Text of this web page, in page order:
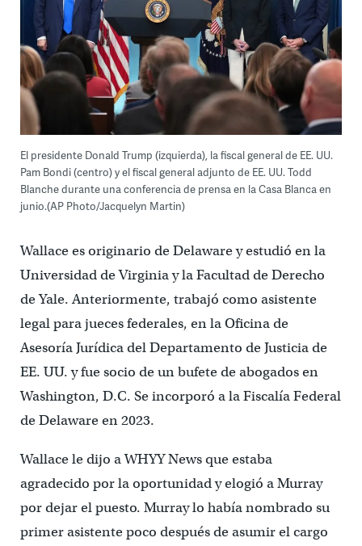
El presidente Donald Trump (izquierda), la fiscal general de EE. UU.
Pam Bondi (centro) y el fiscal general adjunto de EE. UU. Todd
Blanche durante una conferencia de prensa en la Casa Blanca en
junio.(AP Photo/Jacquelyn Martin)
Wallace es originario de Delaware y estudió en la
Universidad de Virginia y la Facultad de Derecho
de Yale. Anteriormente, trabajó como asistente
legal para jueces federales, en la Oficina de
Asesoría Jurídica del Departamento de Justicia de
EE. UU. y fue socio de un bufete de abogados en
Washington, D.C. Se incorporó a la Fiscalía Federal
de Delaware en 2023.
Wallace le dijo a WHYY News que estaba
agradecido por la oportunidad y elogió a Murray
por dejar el puesto. Murray lo había nombrado su
primer asistente poco después de asumir el cargo